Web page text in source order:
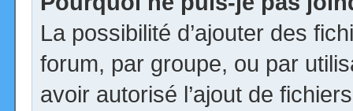
La possibilité d’ajouter des
forum, par groupe, ou par
avoir autorisé l’ajout de